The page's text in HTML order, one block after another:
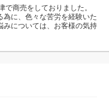
商売をしておりました。
に、色々な苦労を経験いた
みについては、お客様の気持